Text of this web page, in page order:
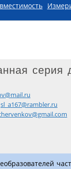
серия
sl_a167@rambler.ru